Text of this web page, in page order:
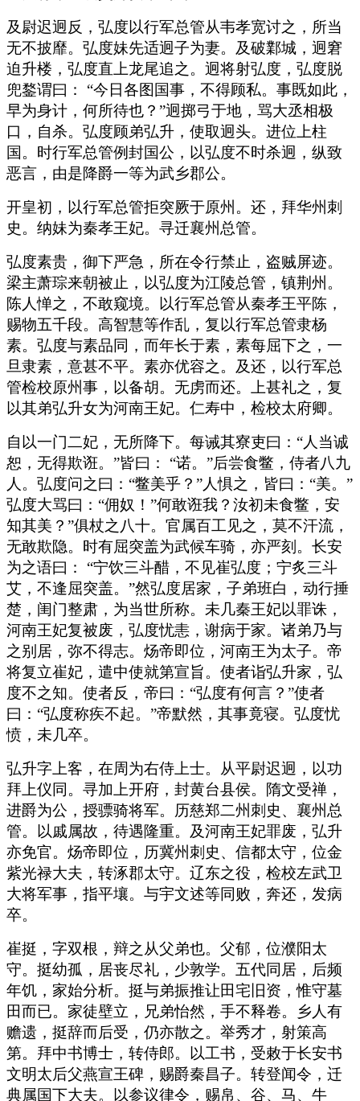
及尉迟迥反，弘度以行军总管从韦孝宽讨之，所当
无不披靡。弘度妹先适迥子为妻。及破鄴城，迥窘
迫升楼，弘度直上龙尾追之。迥将射弘度，弘度脱
兜鍪谓曰： “今日各图国事，不得顾私。事既如此，
早为身计，何所待也？”迥掷弓于地，骂大丞相极
口，自杀。弘度顾弟弘升，使取迥头。进位上柱
国。时行军总管例封国公，以弘度不时杀迥，纵致
恶言，由是降爵一等为武乡郡公。
开皇初，以行军总管拒突厥于原州。还，拜华州刺
史。纳妹为秦孝王妃。寻迁襄州总管。
弘度素贵，御下严急，所在令行禁止，盗贼屏迹。
梁主萧琮来朝被止，以弘度为江陵总管，镇荆州。
陈人惮之，不敢窥境。以行军总管从秦孝王平陈，
赐物五千段。高智慧等作乱，复以行军总管隶杨
素。弘度与素品同，而年长于素，素每屈下之，一
旦隶素，意甚不平。素亦优容之。及还，以行军总
管检校原州事，以备胡。无虏而还。上甚礼之，复
以其弟弘升女为河南王妃。仁寿中，检校太府卿。
自以一门二妃，无所降下。每诫其寮吏曰：“人当诚
恕，无得欺诳。”皆曰： “诺。”后尝食鳖，侍者八九
人。弘度问之曰：“鳖美乎？”人惧之，皆曰：“美。”
弘度大骂曰：“佣奴！”何敢诳我？汝初未食鳖，安
知其美？”俱杖之八十。官属百工见之，莫不汗流，
无敢欺隐。时有屈突盖为武候车骑，亦严刻。长安
为之语曰： “宁饮三斗醋，不见崔弘度；宁炙三斗
艾，不逢屈突盖。”然弘度居家，子弟班白，动行捶
楚，闺门整肃，为当世所称。未几秦王妃以罪诛，
河南王妃复被废，弘度忧恚，谢病于家。诸弟乃与
之别居，弥不得志。炀帝即位，河南王为太子。帝
将复立崔妃，遣中使就第宣旨。使者诣弘升家，弘
度不之知。使者反，帝曰：“弘度有何言？”使者
曰：“弘度称疾不起。”帝默然，其事竟寝。弘度忧
愤，未几卒。
弘升字上客，在周为右侍上士。从平尉迟迥，以功
拜上仪同。寻加上开府，封黄台县侯。隋文受禅，
进爵为公，授骠骑将军。历慈郑二州刺史、襄州总
管。以戚属故，待遇隆重。及河南王妃罪废，弘升
亦免官。炀帝即位，历冀州刺史、信都太守，位金
紫光禄大夫，转涿郡太守。辽东之役，检校左武卫
大将军事，指平壤。与宇文述等同败，奔还，发病
卒。
崔挺，字双根，辩之从父弟也。父郁，位濮阳太
守。挺幼孤，居丧尽礼，少敦学。五代同居，后频
年饥，家始分析。挺与弟振推让田宅旧资，惟守墓
田而已。家徒壁立，兄弟怡然，手不释卷。乡人有
赡遗，挺辞而后受，仍亦散之。举秀才，射策高
第。拜中书博士，转侍郎。以工书，受敕于长安书
文明太后父燕宣王碑，赐爵秦昌子。转登闻令，迁
典属国下大夫。以参议律令，赐帛、谷、马、牛